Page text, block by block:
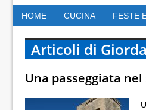
HOME CUCINA FESTE
Articoli di
Una passeggiata